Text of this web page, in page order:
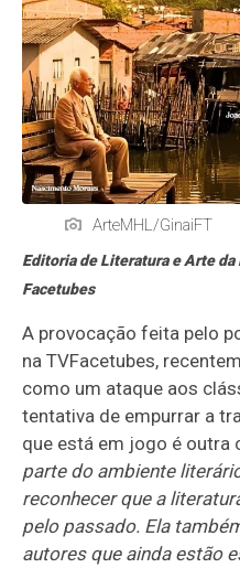
ArteMHL/GinaiFT
Editoria de Literatura e Arte
Facetubes
A provocação feita pelo
na TVFacetubes,
como um ataque aos
tentativa de empurrar a
que está em jogo é outra
parte do ambiente
reconhecer que a
pelo passado. Ela
autores que ainda estão